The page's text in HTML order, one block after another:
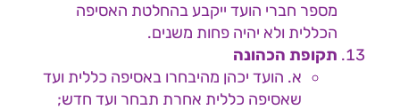
מספר חברי הועד ייקבע בהחלטת האסיפה
הכללית ולא יהיה פחות משנים.
תקופת הכהונה
א. הועד יכהן מהיבחרו באסיפה כללית ועד
שאסיפה כללית אחרת תבחר ועד חדש;